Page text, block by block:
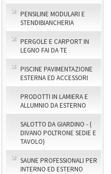
PENSILINE MODULARI E
STENDIBIANCHERIA
PERGOLE E CARPORT IN
LEGNO FAI DA TE
PISCINE PAVIMENTAZIONE
ESTERNA ED ACCESSORI
PRODOTTI IN LAMIERA E
ALLUMNIO DA ESTERNO
SALOTTO DA GIARDINO - (
DIVANO POLTRONE SEDIE E
TAVOLO)
SAUNE PROFESSIONALI PER
INTERNO ED ESTERNO